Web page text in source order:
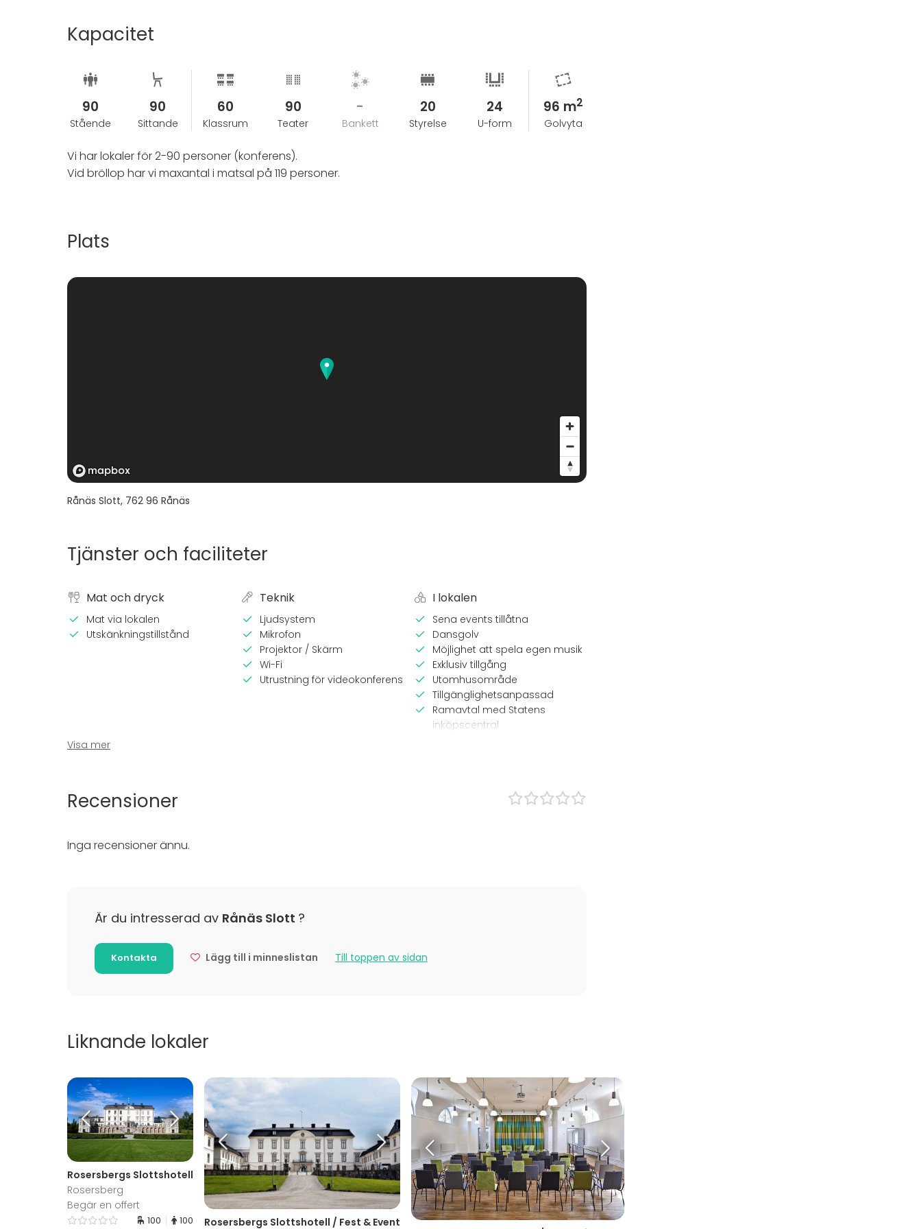
Kapacitet
90
Stående
90
Sittande
60
Klassrum
90
Teater
-
Bankett
20
Styrelse
24
U-form
96 m2
Golvyta
Vi har lokaler för 2-90 personer (konferens).
Vid bröllop har vi maxantal i matsal på 119 personer.
Plats
Rånäs Slott, 762 96 Rånäs
Tjänster och faciliteter
Mat och dryck
Mat via lokalen
Utskänkningstillstånd
Teknik
Ljudsystem
Mikrofon
Projektor / Skärm
Wi-Fi
Utrustning för videokonferens
I lokalen
Sena events tillåtna
Dansgolv
Möjlighet att spela egen musik
Exklusiv tillgång
Utomhusområde
Tillgänglighetsanpassad
Ramavtal med Statens
inköpscentral
Scen
Servis
Handdukar
Anteckningsmaterial
Julbord / Julfest
Företagsfest
Team building / Kick Off
Historiska guidningar, Fyspass och provningar.
Visa mer
Recensioner
Inga recensioner ännu.
Är du intresserad av Rånäs Slott ?
Kontakta Lägg till i minneslistan Till toppen av sidan
Liknande lokaler
Rosersbergs Slottshotell
Rosersberg
Begär en offert
100 100
Rosersbergs Slottshotell / Fest & Event